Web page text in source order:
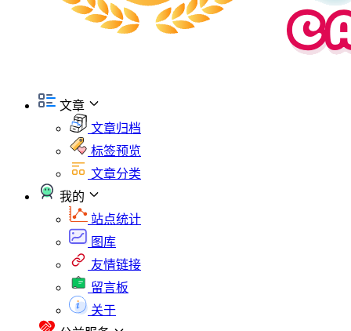
文章
文章归档
标签预览
文章分类
我的
站点统计
图库
友情链接
留言板
关于